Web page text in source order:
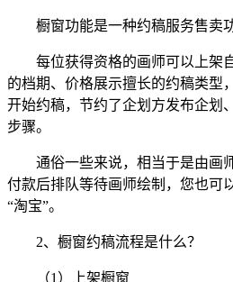
橱窗功能是一种约稿服务售卖功
每位获得资格的画师可以上架
的档期、价格展示擅长的约稿类型
开始约稿，节约了企划方发布企划
步骤。
通俗一些来说，相当于是由画
付款后排队等待画师绘制，您也可
“淘宝”。
2、橱窗约稿流程是什么？
（1）上架橱窗